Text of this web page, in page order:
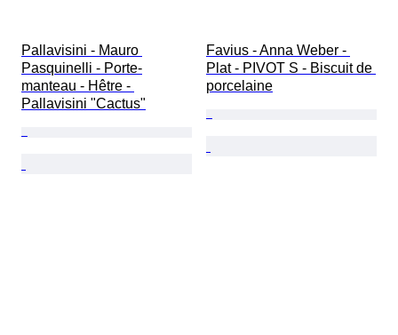
Pallavisini - Mauro
Pasquinelli - Porte-
manteau - Hêtre -
Pallavisini "Cactus"
Favius - Anna Weber -
Plat - PIVOT S - Biscuit de
porcelaine